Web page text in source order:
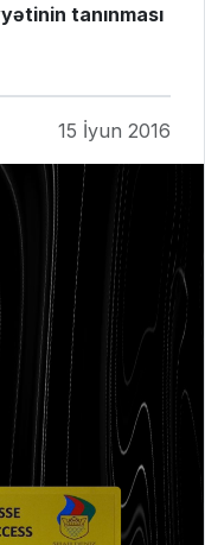
tanınması
15 İyun 2016